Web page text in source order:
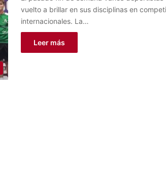
vuelto a brillar en sus disciplinas en
internacionales. La…
Leer más